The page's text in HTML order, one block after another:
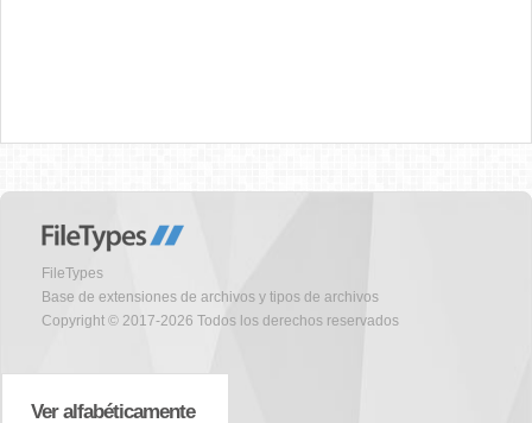
FileTypes
Base de extensiones de archivos y tipos de archivos
Copyright © 2017-2026 Todos los derechos reservados
Ver alfabéticamente